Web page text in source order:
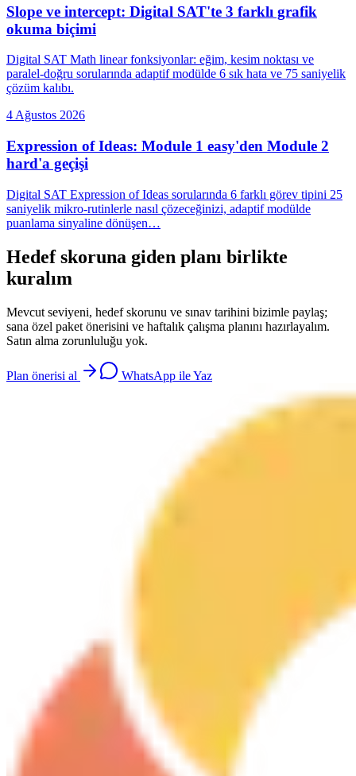
Slope ve intercept: Digital SAT'te 3 farklı grafik
okuma biçimi
Digital SAT Math linear fonksiyonlar: eğim, kesim noktası ve
paralel-doğru sorularında adaptif modülde 6 sık hata ve 75 saniyelik
çözüm kalıbı.
4 Ağustos 2026
Expression of Ideas: Module 1 easy'den Module 2
hard'a geçişi
Digital SAT Expression of Ideas sorularında 6 farklı görev tipini 25
saniyelik mikro-rutinlerle nasıl çözeceğinizi, adaptif modülde
puanlama sinyaline dönüşen…
Hedef skoruna giden planı birlikte
kuralım
Mevcut seviyeni, hedef skorunu ve sınav tarihini bizimle paylaş;
sana özel paket önerisini ve haftalık çalışma planını hazırlayalım.
Satın alma zorunluluğu yok.
Plan önerisi al WhatsApp ile Yaz